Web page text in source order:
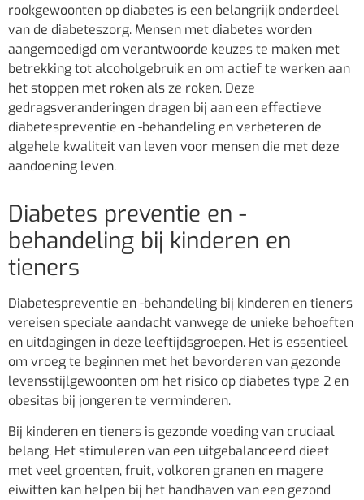
rookgewoonten op diabetes is een belangrijk onderdeel
van de diabeteszorg. Mensen met diabetes worden
aangemoedigd om verantwoorde keuzes te maken met
betrekking tot alcoholgebruik en om actief te werken aan
het stoppen met roken als ze roken. Deze
gedragsveranderingen dragen bij aan een effectieve
diabetespreventie en -behandeling en verbeteren de
algehele kwaliteit van leven voor mensen die met deze
aandoening leven.
Diabetes preventie en -
behandeling bij kinderen en
tieners
Diabetespreventie en -behandeling bij kinderen en tieners
vereisen speciale aandacht vanwege de unieke behoeften
en uitdagingen in deze leeftijdsgroepen. Het is essentieel
om vroeg te beginnen met het bevorderen van gezonde
levensstijlgewoonten om het risico op diabetes type 2 en
obesitas bij jongeren te verminderen.
Bij kinderen en tieners is gezonde voeding van cruciaal
belang. Het stimuleren van een uitgebalanceerd dieet
met veel groenten, fruit, volkoren granen en magere
eiwitten kan helpen bij het handhaven van een gezond